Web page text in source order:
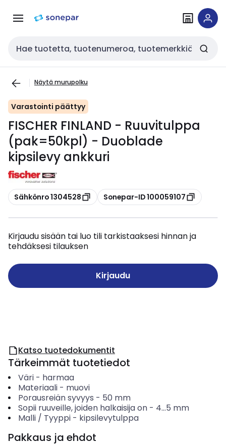
navigointiinsisältöön
Haku
Näytä murupolku
Varastointi päättyy
FISCHER FINLAND - Ruuvitulppa
(pak=50kpl) - Duoblade
kipsilevy ankkuri
Kopioi
Sähkönro 1304528 Kopioi
Sonepar-ID 100059107
Kirjaudu sisään tai luo tili tarkistaaksesi hinnan ja
tehdäksesi tilauksen
Kirjaudu
Katso tuotedokumentit
Tärkeimmät tuotetiedot
Väri- harmaa
Materiaali- muovi
Porausreiän syvyys - 50 mm
Sopii ruuveille, joiden halkaisija on- 4...5 mm
Malli / Tyyppi- kipsilevytulppa
Pakkaus ja ehdot